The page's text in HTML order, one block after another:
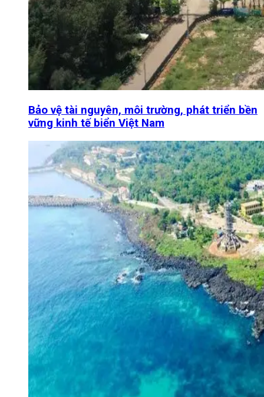
Bảo vệ tài nguyên, môi trường, phát triển bền
vững kinh tế biển Việt Nam